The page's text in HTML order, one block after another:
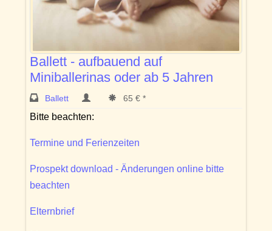
Ballett - aufbauend auf
Miniballerinas oder ab 5 Jahren
Ballett 65 € *
Bitte beachten:
Termine und Ferienzeiten
Prospekt download - Änderungen online bitte
beachten
Elternbrief